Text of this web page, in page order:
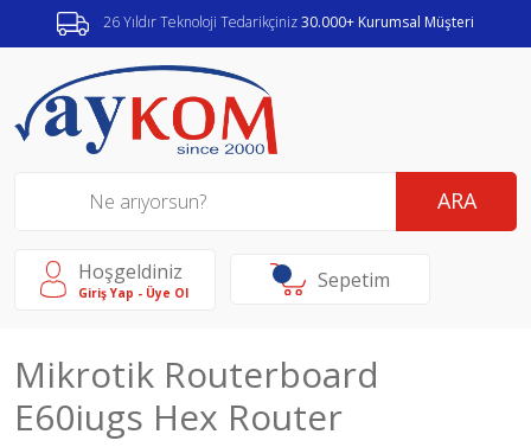
26 Yıldır Teknoloji Tedarikçiniz30.000+ Kurumsal Müşteri
ARA
Hoşgeldiniz
Giriş Yap - Üye Ol Sepetim
Mikrotik Routerboard
E60iugs Hex Router